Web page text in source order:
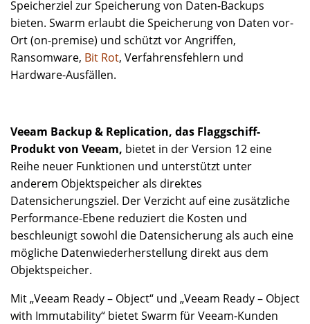
Speicherziel zur Speicherung von Daten-Backups
bieten. Swarm erlaubt die Speicherung von Daten vor-
Ort (on-premise) und schützt vor Angriffen,
Ransomware, Bit Rot, Verfahrensfehlern und
Hardware-Ausfällen.
Veeam Backup & Replication, das Flaggschiff-
Produkt von Veeam, bietet in der Version 12 eine
Reihe neuer Funktionen und unterstützt unter
anderem Objektspeicher als direktes
Datensicherungsziel. Der Verzicht auf eine zusätzliche
Performance-Ebene reduziert die Kosten und
beschleunigt sowohl die Datensicherung als auch eine
mögliche Datenwiederherstellung direkt aus dem
Objektspeicher.
Mit „Veeam Ready – Object“ und „Veeam Ready – Object
with Immutability“ bietet Swarm für Veeam-Kunden